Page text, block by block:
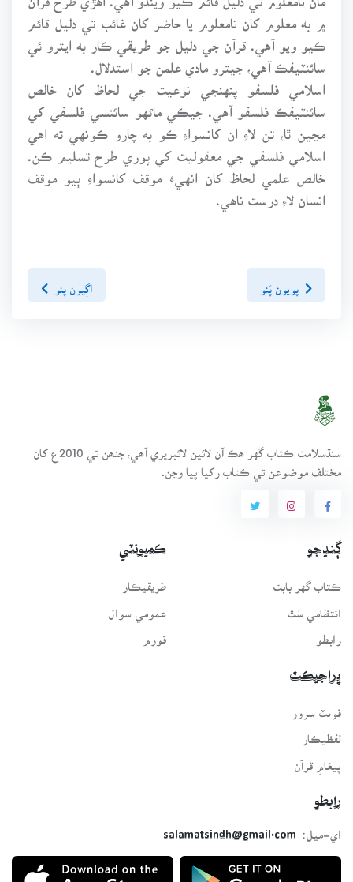
۾ به معلوم کان نامعلوم يا حاضر کان غائب تي دليل قائم
ڪيو ويو آهي. قرآن جي دليل جو طريقي ڪار به ايترو ئي
سائنٽيفڪ آهي، جيترو مادي علمن جو استدلال.
اسلامي فلسفو پنهنجي نوعيت جي لحاظ کان خالص
سائنٽيفڪ فلسفو آهي. جيڪي ماڻهو سائنسي فلسفي کي
مڃين ٿا، تن لاءِ ان کانسواءِ ڪو به چارو ڪونهي ته اهي
اسلامي فلسفي جي معقوليت کي پوري طرح تسليم ڪن.
خالص علمي لحاظ کان انهيءَ موقف کانسواءِ ٻيو موقف
انسان لاءِ درست ناهي.
پويون پَنو اڳيون پنو
سنڌسلامت ڪتاب گهر ھڪ آن لائين لائبريري آھي، جنھن تي 2010ع کان
مختلف موضوعن تي ڪتاب رکيا پيا وڃن.
ڳنڍجو
ڪتاب گهر بابت
انتظامي سَٿ
رابطو
ڪميونٽي
طريقيڪار
عمومي سوال
فورم
پراجيڪٽ
لفظيڪار
پيغامِ قرآن
رابطو
اي-ميل:
salamatsindh@gmail.com